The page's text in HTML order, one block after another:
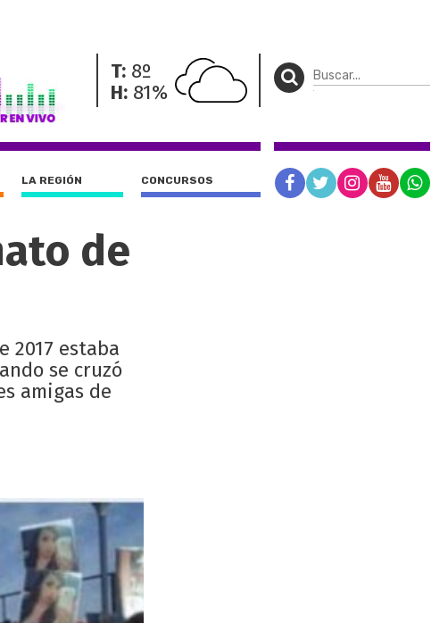
T: 8º
H: 81%
LA REGIÓN CONCURSOS
de
2017 estaba
se cruzó
amigas de